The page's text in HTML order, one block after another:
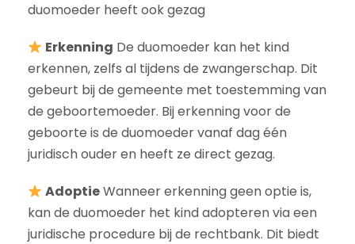
duomoeder heeft ook gezag
Erkenning De duomoeder kan het kind
erkennen, zelfs al tijdens de zwangerschap. Dit
gebeurt bij de gemeente met toestemming van
de geboortemoeder. Bij erkenning voor de
geboorte is de duomoeder vanaf dag één
juridisch ouder en heeft ze direct gezag.
AdoptieWanneer erkenning geen optie is,
kan de duomoeder het kind adopteren via een
juridische procedure bij de rechtbank. Dit biedt